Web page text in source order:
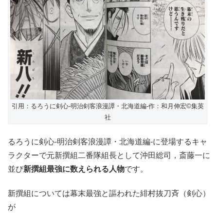
引用：るろうに剣心-明治剣客浪漫譚・北海道編-作：和月伸宏©︎集英
社
るろうに剣心-明治剣客浪漫譚・北海道編-に登場するキャ
ラクターで元新撰組二番隊組長として沖田総司，斎藤一に
並び新撰組最強に数えられる人物です。
新撰組については幕末最強と謳われた緋村抜刀斉（剣心）
が